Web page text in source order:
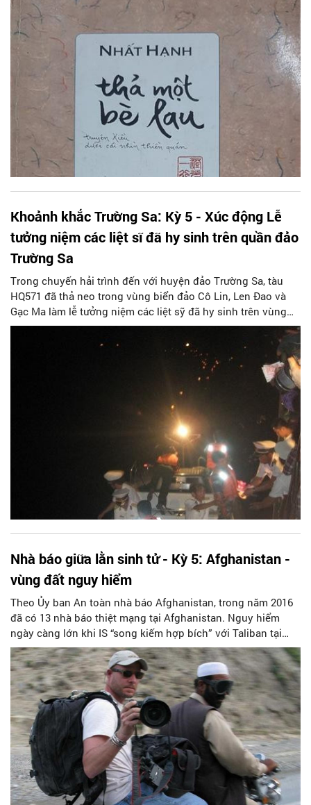
Khoảnh khắc Trường Sa: Kỳ 5 - Xúc động Lễ
tưởng niệm các liệt sĩ đã hy sinh trên quần đảo
Trường Sa
Trong chuyến hải trình đến với huyện đảo Trường Sa, tàu
HQ571 đã thả neo trong vùng biển đảo Cô Lin, Len Đao và
Gạc Ma làm lễ tưởng niệm các liệt sỹ đã hy sinh trên vùng
biển Trường Sa. Để bảo vệ Tổ quốc, giữ được biển trời, hải
đảo quê hương, bao người con Việt Nam đã dũng cảm quên
mình hy sinh vì Tổ quốc, bao liệt sĩ đã hòa mình với biển
quê hương, không mộ chí giữa muôn trùng sóng nước
Trường Sa hay dưới đáy biển bao la.
Nhà báo giữa lằn sinh tử - Kỳ 5: Afghanistan -
vùng đất nguy hiểm
Theo Ủy ban An toàn nhà báo Afghanistan, trong năm 2016
đã có 13 nhà báo thiệt mạng tại Afghanistan. Nguy hiểm
ngày càng lớn khi IS “song kiếm hợp bích” với Taliban tại
vùng đất này.